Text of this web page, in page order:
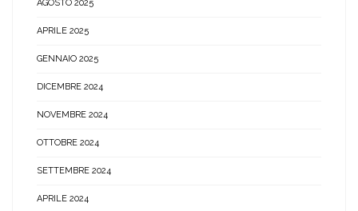
AGOSTO 2025
APRILE 2025
GENNAIO 2025
DICEMBRE 2024
NOVEMBRE 2024
OTTOBRE 2024
SETTEMBRE 2024
APRILE 2024